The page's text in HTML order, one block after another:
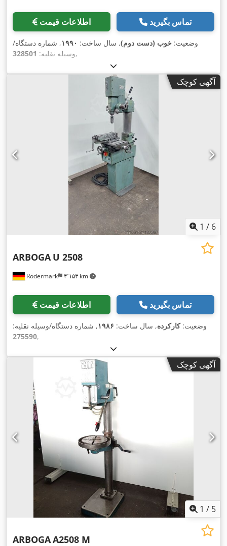
اطلاعات قیمت تماس بگیرید
وضعیت: خوب (دست دوم), سال ساخت: ۱۹۹۰, شماره دستگاه/
وسیله نقلیه: 328501 ,
آگهی کوچک
1 / 6
Rödermark ۴٬۱۵۳ km
ARBOGA U 2508
اطلاعات قیمت تماس بگیرید
وضعیت:کارکرده, سال ساخت: ۱۹۸۶, شماره دستگاه/وسیله نقلیه:
275590,
آگهی کوچک
1 / 5
ARBOGAA2508 M